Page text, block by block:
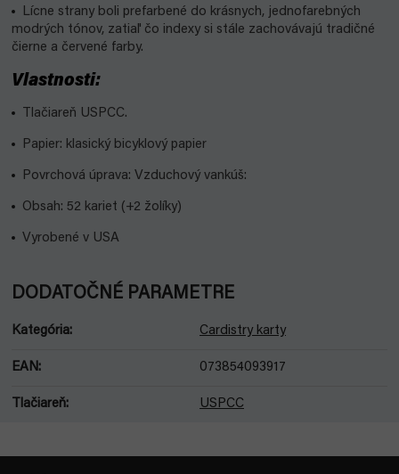
Lícne strany boli prefarbené do krásnych, jednofarebných
modrých tónov, zatiaľ čo indexy si stále zachovávajú tradičné
čierne a červené farby.
Vlastnosti:
Tlačiareň USPCC.
Papier: klasický bicyklový papier
Povrchová úprava: Vzduchový vankúš:
Obsah: 52 kariet (+2 žolíky)
Vyrobené v USA
DODATOČNÉ PARAMETRE
Kategória: Cardistry karty
EAN: 073854093917
Tlačiareň: USPCC